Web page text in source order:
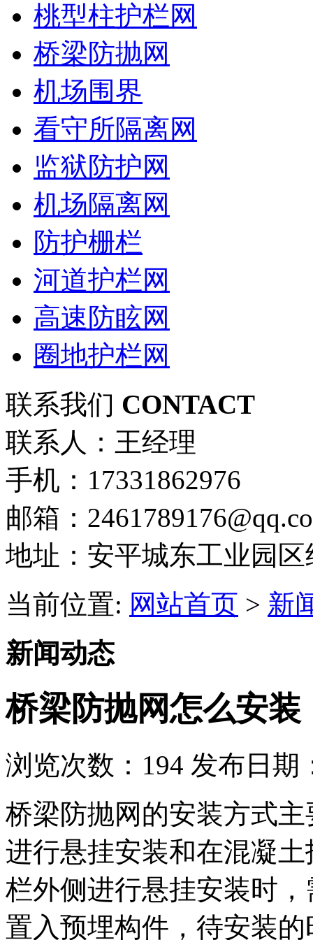
桃型柱护栏网
桥梁防抛网
机场围界
看守所隔离网
监狱防护网
机场隔离网
防护栅栏
河道护栏网
高速防眩网
圈地护栏网
联系我们 CONTACT
联系人：王经理
手机：17331862976
邮箱：
地址：安平城东工业园区
当前位置: 网站首页 > 新
新闻动态
桥梁防抛网怎么安装
浏览次数： 194 发布日期
桥梁防抛网的安装方式
进行悬挂安装和在混凝
栏外侧进行悬挂安装时
置入预埋构件，待安装